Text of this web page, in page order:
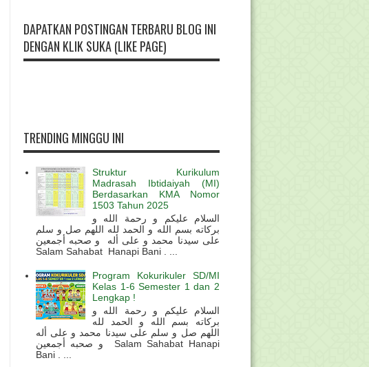
DAPATKAN POSTINGAN TERBARU BLOG INI
DENGAN KLIK SUKA (LIKE PAGE)
TRENDING MINGGU INI
Struktur Kurikulum
Madrasah Ibtidaiyah (MI)
Berdasarkan KMA Nomor
1503 Tahun 2025
السلام عليكم و رحمة الله و
بركاته بسم الله و الحمد لله اللهم صل و سلم
على سيدنا محمد و على أله و صحبه أجمعين
Salam Sahabat Hanapi Bani . ...
Program Kokurikuler SD/MI
Kelas 1-6 Semester 1 dan 2
Lengkap !
السلام عليكم و رحمة الله و
بركاته بسم الله و الحمد لله
اللهم صل و سلم على سيدنا محمد و على أله
و صحبه أجمعين Salam Sahabat Hanapi
Bani . ...